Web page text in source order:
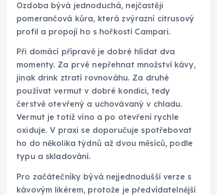
Ozdoba bývá jednoduchá, nejčastěji
pomerančová kůra, která zvýrazní citrusový
profil a propojí ho s hořkostí Campari.
Při domácí přípravě je dobré hlídat dva
momenty. Za prvé nepřehnat množství kávy,
jinak drink ztratí rovnováhu. Za druhé
používat vermut v dobré kondici, tedy
čerstvě otevřený a uchovávaný v chladu.
Vermut je totiž víno a po otevření rychle
oxiduje. V praxi se doporučuje spotřebovat
ho do několika týdnů až dvou měsíců, podle
typu a skladování.
Pro začátečníky bývá nejjednodušší verze s
kávovým likérem, protože je předvídatelnější